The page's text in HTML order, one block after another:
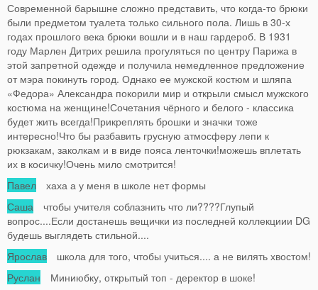
Современной барышне сложно представить, что когда-то брюки
были предметом туалета только сильного пола. Лишь в 30-х
годах прошлого века брюки вошли и в наш гардероб. В 1931
году Марлен Дитрих решила прогуляться по центру Парижа в
этой запретной одежде и получила немедленное предложение
от мэра покинуть город. Однако ее мужской костюм и шляпа
«Федора» Александра покорили мир и открыли смысл мужского
костюма на женщине!Сочетания чёрного и белого - классика
будет жить всегда!Прикреплять брошки и значки тоже
интересно!Что бы разбавить грусную атмосферу лепи к
рюкзакам, заколкам и в виде пояса ленточки!можешь вплетать
их в косичку!Очень мило смотрится!
Павел хаха а у меня в школе нет формы
Саша чтобы учителя соблазнить что ли????Глупый
вопрос....Если достанешь вещички из последней коллекциии DG
будешь выглядеть стильной....
Ярослав школа для того, чтобы учиться.... а не вилять хвостом!
Руслан Миниюбку, открытый топ - деректор в шоке!